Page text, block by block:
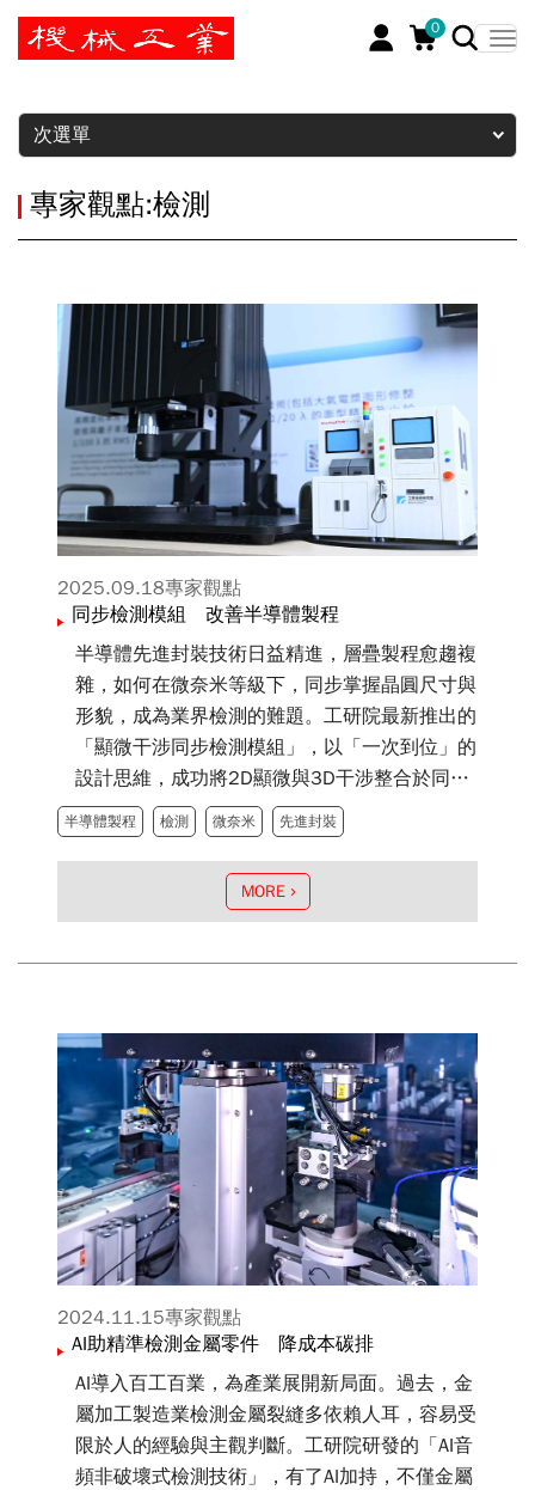
0
暫停
次選單
專家觀點:檢測
2025.09.18專家觀點
同步檢測模組 改善半導體製程
半導體先進封裝技術日益精進，層疊製程愈趨複
雜，如何在微奈米等級下，同步掌握晶圓尺寸與
形貌，成為業界檢測的難題。工研院最新推出的
「顯微干涉同步檢測模組」，以「一次到位」的
設計思維，成功將2D顯微與3D干涉整合於同一
光路系統，可在單一視野內同步取得尺寸與形貌
對應資訊，讓檢測不再需要來回切換，大幅提升
半導體製程 檢測 微奈米 先進封裝
MORE
2024.11.15專家觀點
AI助精準檢測金屬零件 降成本碳排
AI導入百工百業，為產業展開新局面。過去，金
屬加工製造業檢測金屬裂縫多依賴人耳，容易受
限於人的經驗與主觀判斷。工研院研發的「AI音
頻非破壞式檢測技術」，有了AI加持，不僅金屬